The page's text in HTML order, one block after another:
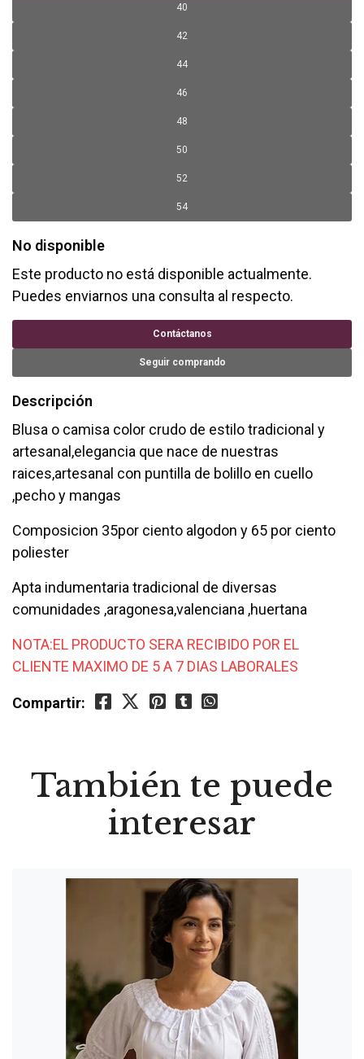
40
42
44
46
48
50
52
54
No disponible
Este producto no está disponible actualmente.
Puedes enviarnos una consulta al respecto.
Contáctanos
Seguir comprando
Descripción
Blusa o camisa color crudo de estilo tradicional y
artesanal,elegancia que nace de nuestras
raices,artesanal con puntilla de bolillo en cuello
,pecho y mangas
Composicion 35por ciento algodon y 65 por ciento
poliester
Apta indumentaria tradicional de diversas
comunidades ,aragonesa,valenciana ,huertana
NOTA:EL PRODUCTO SERA RECIBIDO POR EL
CLIENTE MAXIMO DE 5 A 7 DIAS LABORALES
Compartir:
También te puede
interesar